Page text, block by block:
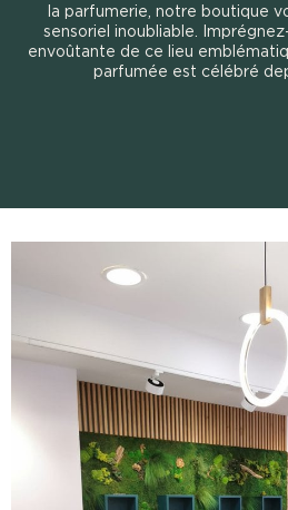
la parfumerie, notre boutique
sensoriel inoubliable.
envoûtante de ce lieu
parfumée est célébré